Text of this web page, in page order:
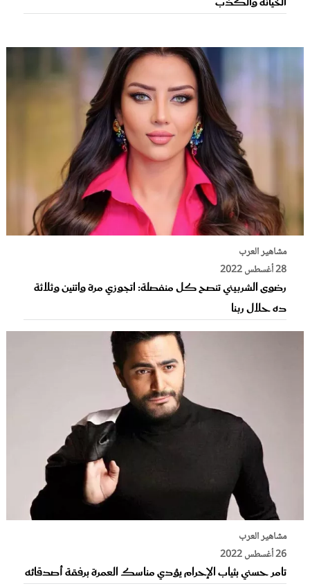
مشاهير العرب
28 أغسطس 2022
رضوى الشربيني تنصح كل منفصلة: اتجوزي مرة واتنين وثلاثة
ده حلال ربنا
مشاهير العرب
26 أغسطس 2022
تامر حسني بثياب الإحرام يؤدي مناسك العمرة برفقة أصدقائه